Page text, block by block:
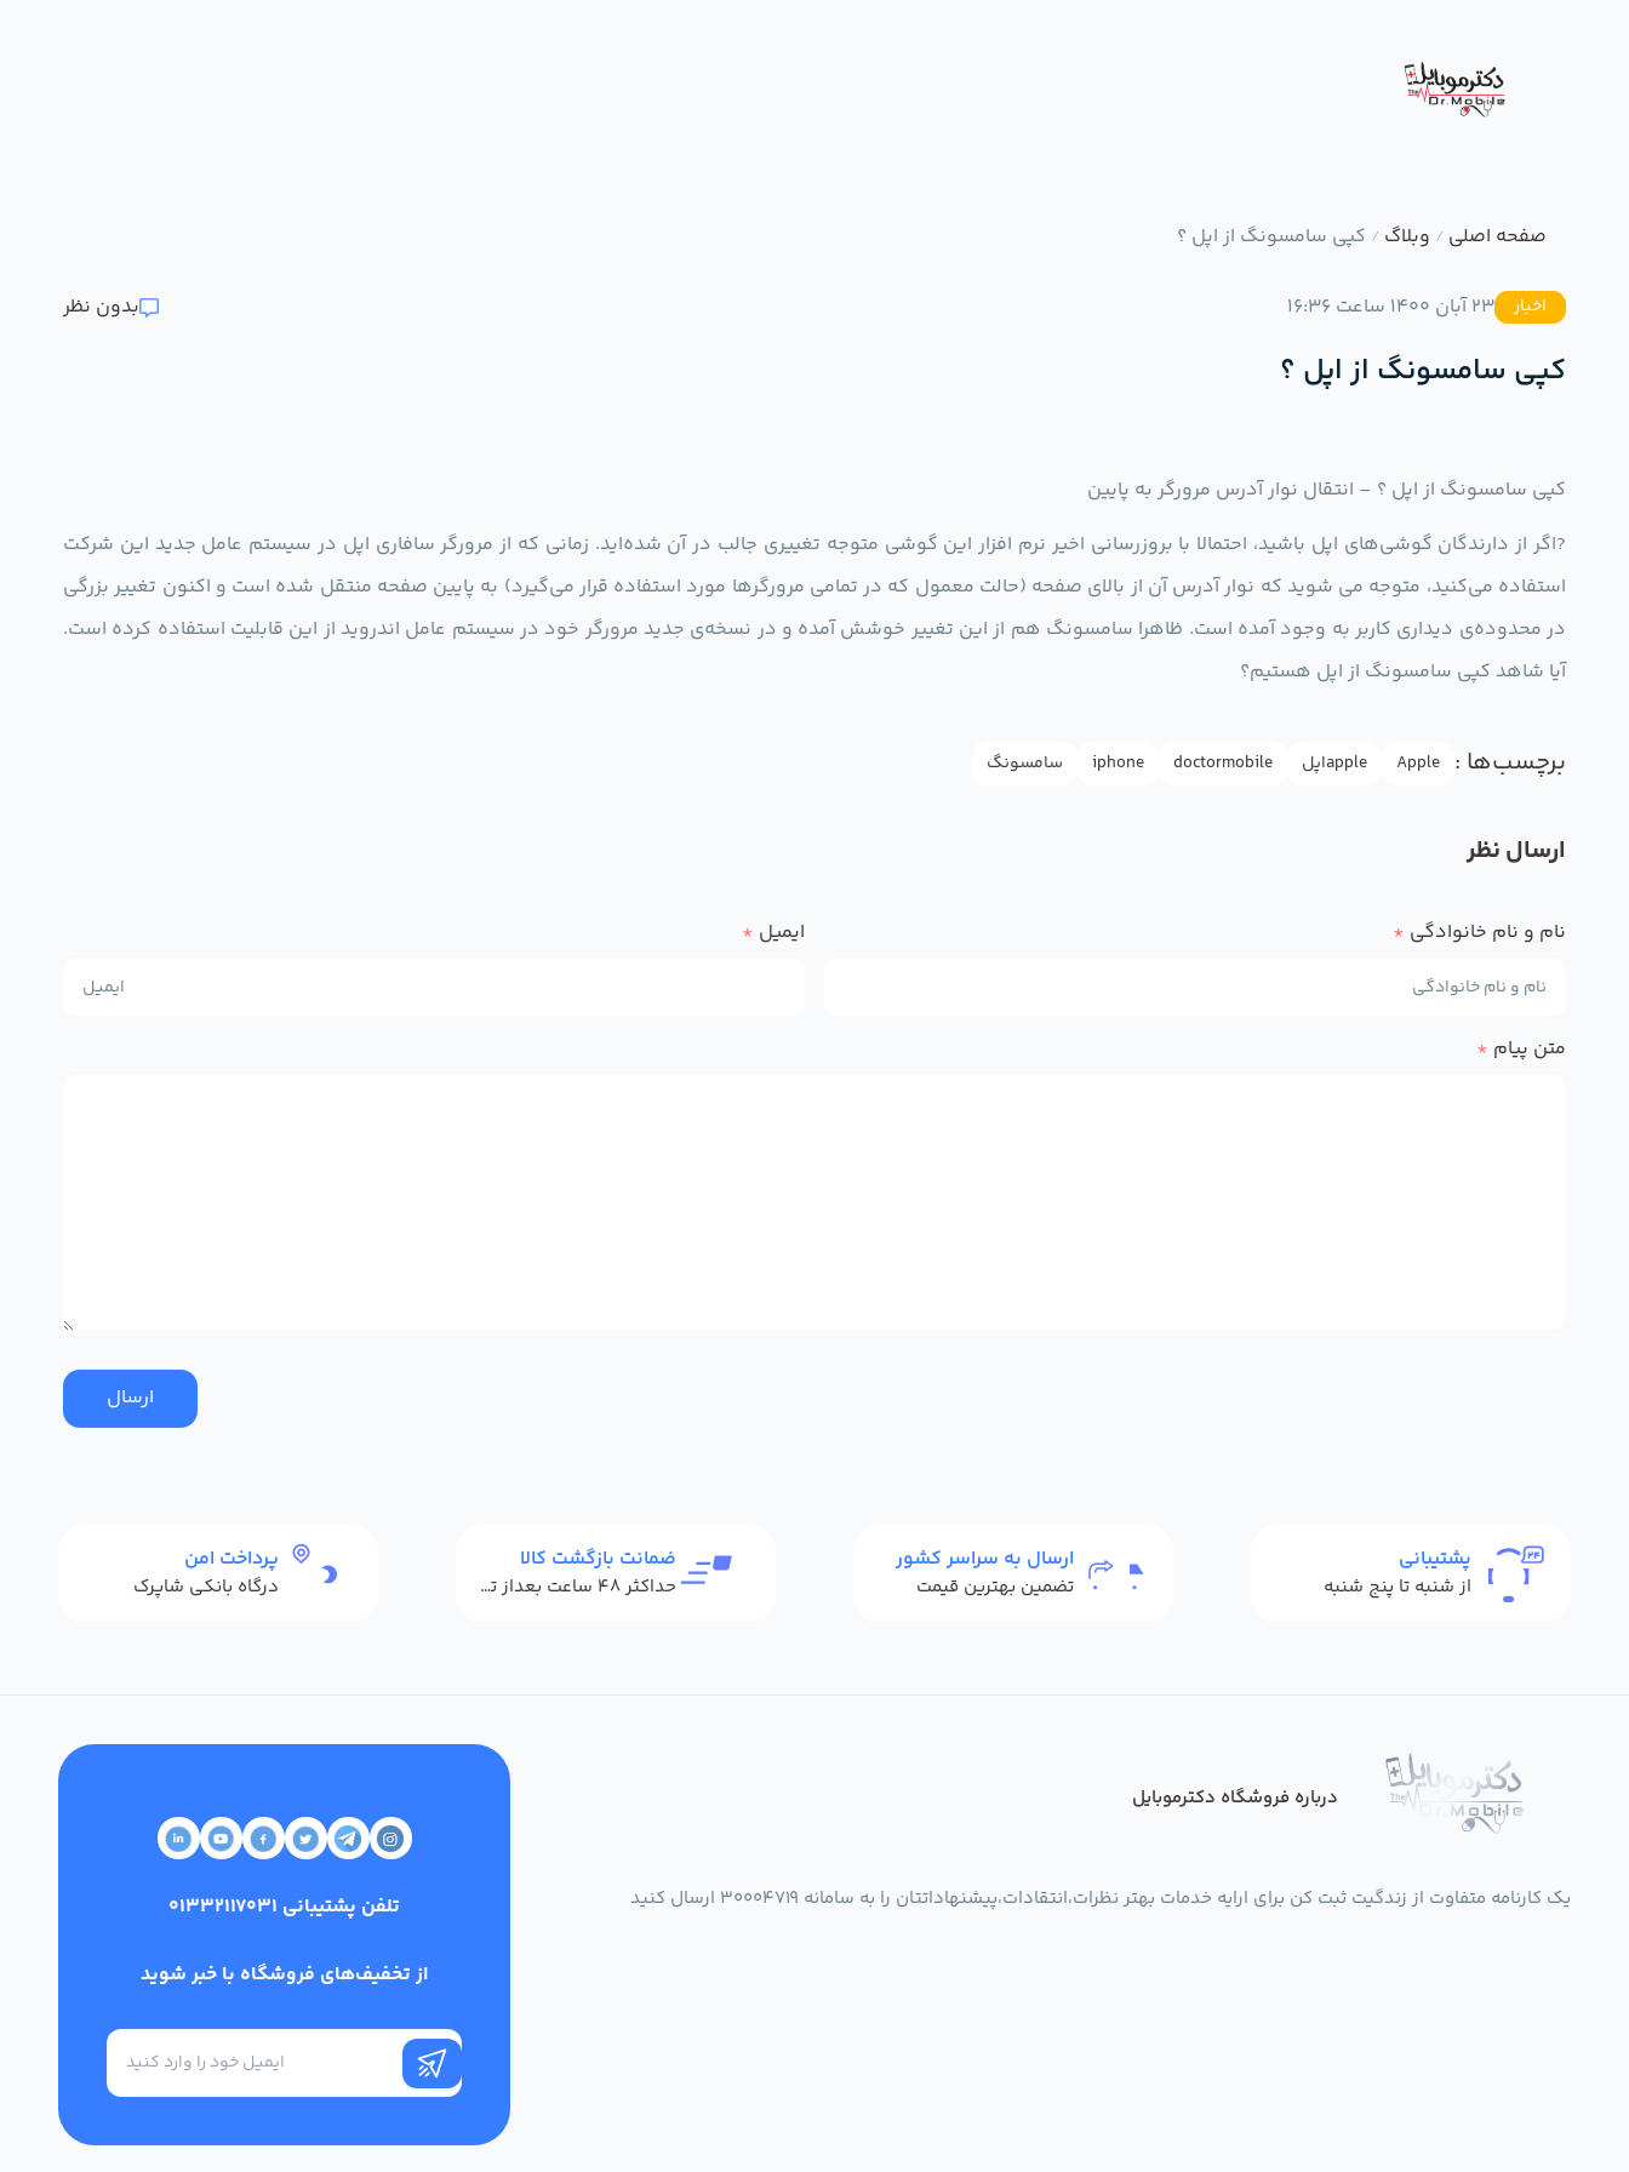
صفحه اصلی / وبلاگ / کپی سامسونگ از اپل ؟
اخبار 23 آبان 1400 ساعت 16:36 بدون نظر
کپی سامسونگ از اپل ؟
کپی سامسونگ از اپل ؟ – انتقال نوار آدرس مرورگر به پایین
?اگر از دارندگان گوشی‌های اپل باشید، احتمالا با بروزرسانی اخیر نرم افزار این گوشی متوجه تغییری جالب در آن شده‌اید. زمانی که از مرورگر سافاری اپل در سیستم عامل جدید این شرکت
استفاده می‌کنید، متوجه می شوید که نوار آدرس آن از بالای صفحه (حالت معمول که در تمامی مرورگرها مورد استفاده قرار می‌گیرد) به پایین صفحه منتقل شده است و اکنون تغییر بزرگی
در محدوده‌ی دیداری کاربر به وجود آمده است. ظاهرا سامسونگ هم از این تغییر خوشش آمده و در نسخه‌ی جدید مرورگر خود در سیستم عامل اندروید از این قابلیت استفاده کرده است.
آیا شاهد کپی سامسونگ از اپل هستیم؟
برچسب‌ها : Apple appleاپل doctormobile
iphone سامسونگ
ارسال نظر
نام و نام خانوادگی * ایمیل *
متن پیام *
ارسال
پشتیبانی
از شنبه تا پنج شنبه
ارسال به سراسر کشور
تضمین بهترین قیمت
ضمانت بازگشت کالا
حداکثر 48 ساعت بعداز تحویل
پرداخت امن
درگاه بانکی شاپرک
درباره فروشگاه دکترموبایل
یک کارنامه متفاوت از زندگیت ثبت کن برای ارایه خدمات بهتر نظرات،انتقادات،پیشنهاداتتان را به سامانه 30004719 ارسال کنید تلفن پشتیبانی 01332117031
از تخفیف‌های فروشگاه با خبر شوید